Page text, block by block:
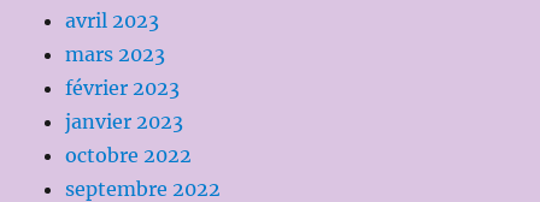
avril 2023
mars 2023
février 2023
janvier 2023
octobre 2022
septembre 2022